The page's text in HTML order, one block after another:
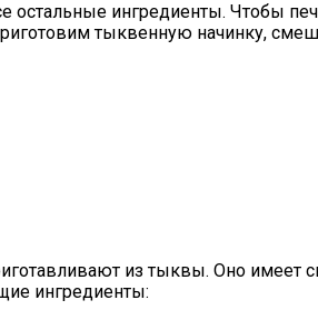
остальные ингредиенты. Чтобы
тыквенную начинку,
из тыквы. Оно имеет
ингредиенты: